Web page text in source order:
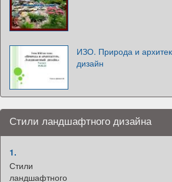
ИЗО. Природа и
дизайн
Стили ландшафтного дизайна
1.
Стили
ландшафтного